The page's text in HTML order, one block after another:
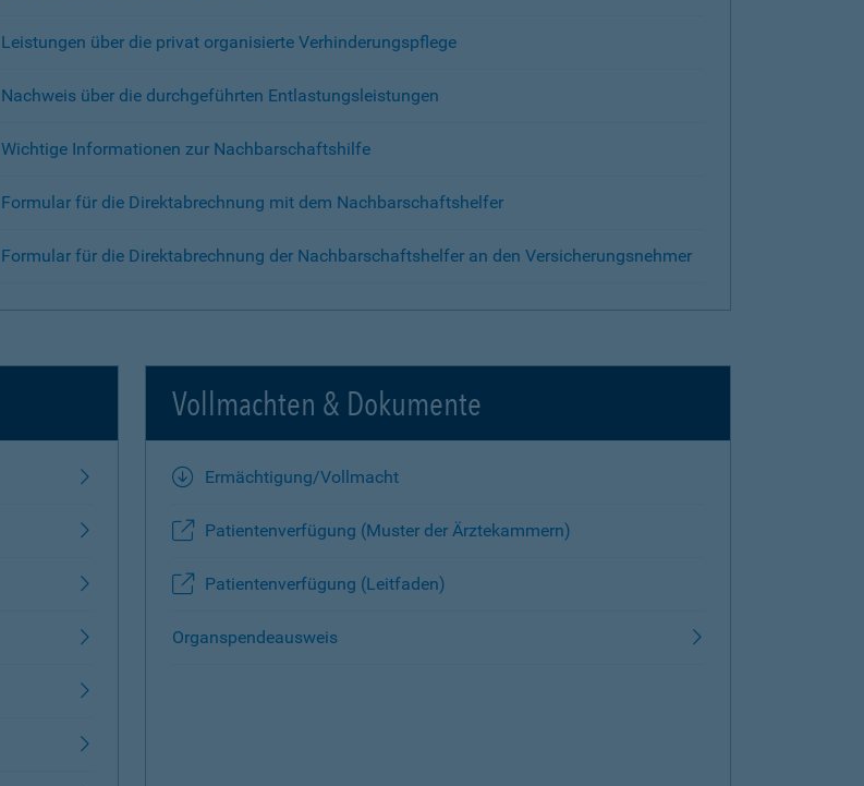
Leistungen über die privat organisierte Verhinderungspflege
Nachweis über die durchgeführten Entlastungsleistungen
Wichtige Informationen zur Nachbarschaftshilfe
Formular für die Direktabrechnung mit dem Nachbarschaftshelfer
Formular für die Direktabrechnung der Nachbarschaftshelfer an den Versicherungsnehmer
Vollmachten & Dokumente
Ermächtigung/Vollmacht
Patientenverfügung (Muster der Ärztekammern)
Patientenverfügung (Leitfaden)
Organspendeausweis